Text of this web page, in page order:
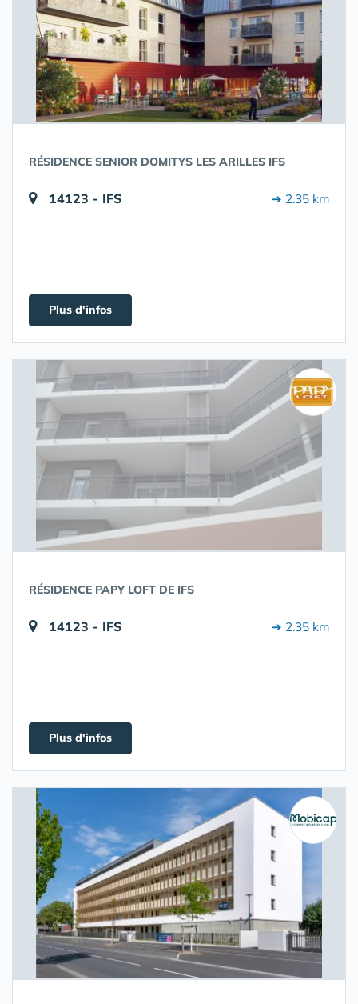
RÉSIDENCE SENIOR DOMITYS LES ARILLES IFS
14123 - IFS ➔ 2.35 km
Plus d'infos
RÉSIDENCE PAPY LOFT DE IFS
14123 - IFS ➔ 2.35 km
Plus d'infos